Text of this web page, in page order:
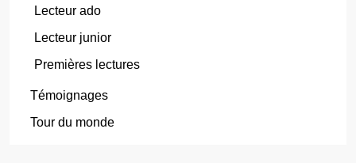
Lecteur ado
Lecteur junior
Premières lectures
Témoignages
Tour du monde